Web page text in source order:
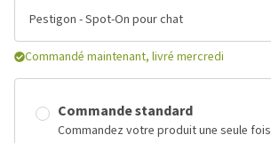
Pestigon - Spot-On pour chat
Commandé maintenant, livré mercredi
Commande standard
Commandez votre produit une seule fois